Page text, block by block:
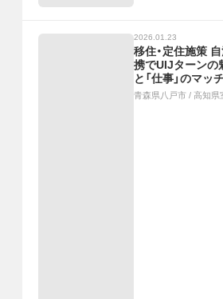
2026.01.23
移住・定住施策
携でUIJターンの
と「仕事」のマッ
青森県八戸市 / 高知県